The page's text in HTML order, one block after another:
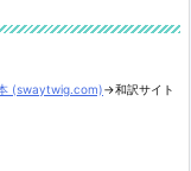
(swaytwig.com)→和訳サイト